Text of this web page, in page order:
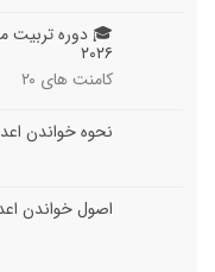
🎓 دوره تربیت
۲۰۲۶
کامنت های ۲۰
نحوه خواندن
اصول خواندن